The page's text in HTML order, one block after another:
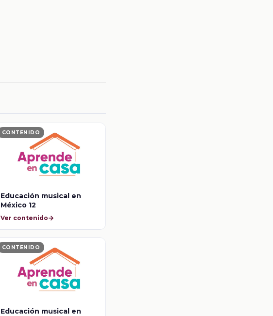
CONTENIDO
Educación musical en
México 12
Ver contenido
CONTENIDO
Educación musical en